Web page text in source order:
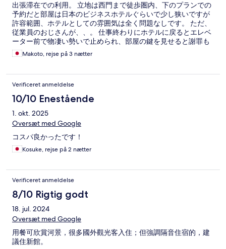
出張滞在での利用。 立地は西門まで徒歩圏内、下のプランでの
予約だと部屋は日本のビジネスホテルぐらいで少し狭いですが
許容範囲、ホテルとしての雰囲気は全く問題なしです。 ただ、
従業員のおじさんが、、。 仕事終わりにホテルに戻るとエレベ
ーター前で物凄い勢いで止められ、部屋の鍵を見せると謝罪も
なく立ち去っていきました。 不審者を止める従業員さんの行動
は正解かもしれないですが(当日は仕事後で作業着が少し汚れて
罪をして欲しかったと感じました。 出張者の皆様、作業着での
滞在はオススメしません。
Makoto, rejse på 3 nætter
Verificeret anmeldelse
10/10 Enestående
1. okt. 2025
Oversæt med Google
コスパ良かったです！
Kosuke, rejse på 2 nætter
Verificeret anmeldelse
8/10 Rigtig godt
18. jul. 2024
Oversæt med Google
用餐可欣賞河景，很多國外觀光客入住；但強調隔音住宿的，建
議住新館。